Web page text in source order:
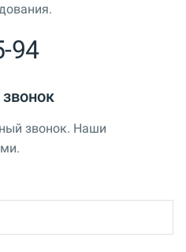
94
звонок. Наши